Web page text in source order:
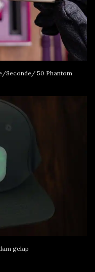
Seconde/ 50 Phantom
gelap